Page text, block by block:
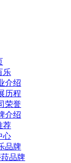
乐
介绍
历程
荣誉
介绍
荐
心
品牌
品牌